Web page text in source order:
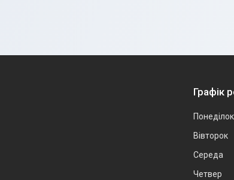
Графік
Понеділок
Вівторок
Середа
Четвер